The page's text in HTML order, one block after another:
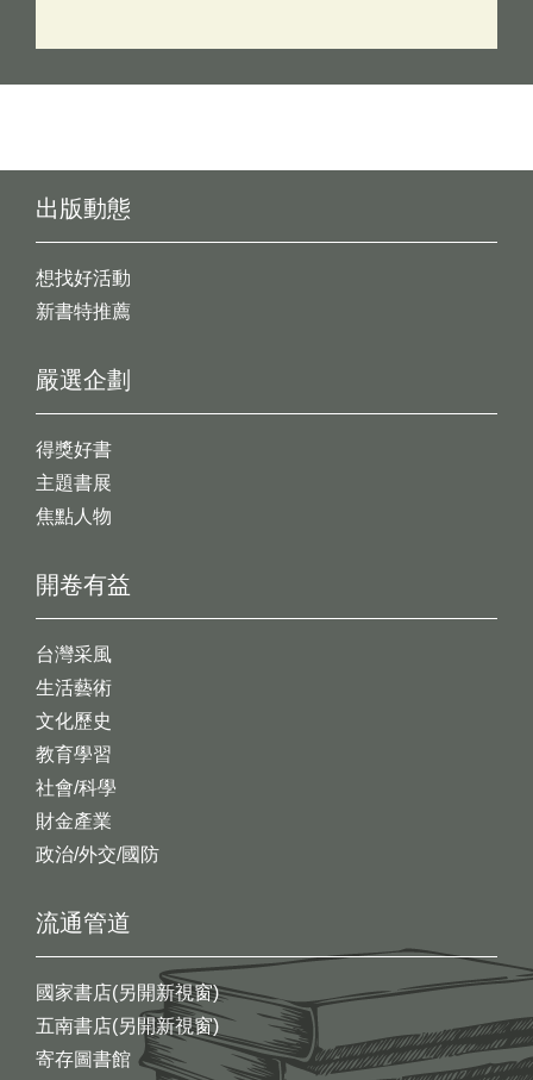
出版動態
想找好活動
新書特推薦
開卷有益
台灣采風
生活藝術
文化歷史
教育學習
社會/科學
財金產業
政治/外交/國防
嚴選企劃
得獎好書
主題書展
焦點人物
流通管道
國家書店(另開新視窗)
五南書店(另開新視窗)
寄存圖書館